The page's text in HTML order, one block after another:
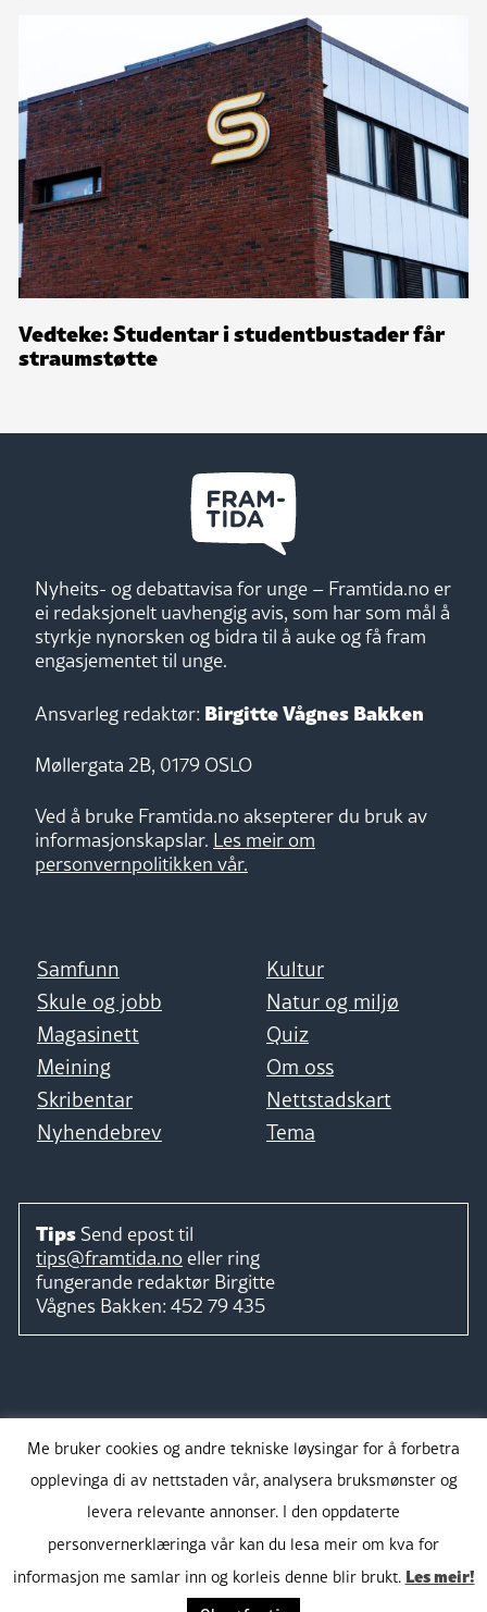
Vedteke: Studentar i studentbustader får
straumstøtte
Nyheits- og debattavisa for unge – Framtida.no er
ei redaksjonelt uavhengig avis, som har som mål å
styrkje nynorsken og bidra til å auke og få fram
engasjementet til unge.
Ansvarleg redaktør: Birgitte Vågnes Bakken
Møllergata 2B, 0179 OSLO
Ved å bruke Framtida.no aksepterer du bruk av
informasjonskapslar. Les meir om
personvernpolitikken vår.
Samfunn
Kultur
Skule og jobb
Natur og miljø
Magasinett
Quiz
Meining
Om oss
Skribentar
Nettstadskart
Nyhendebrev
Tema
Tips Send epost til
tips@framtida.no eller ring
fungerande redaktør Birgitte
Vågnes Bakken: 452 79 435
Takk for støtta:
Me bruker cookies og andre tekniske løysingar for å forbetra
opplevinga di av nettstaden vår, analysera bruksmønster og
levera relevante annonser. I den oppdaterte
personvernerklæringa vår kan du lesa meir om kva for
informasjon me samlar inn og korleis denne blir brukt. Les meir!